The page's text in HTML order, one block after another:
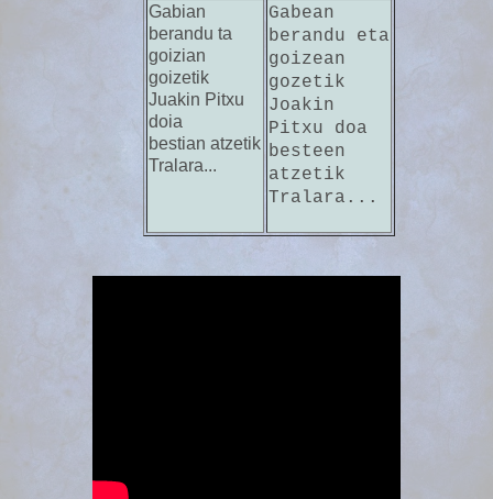
Gabian
berandu ta
goizian
goizetik
Juakin Pitxu
doia
bestian atzetik
Tralara...
Gabean
berandu eta
goizean
gozetik
Joakin
Pitxu doa
besteen
atzetik
Tralara...